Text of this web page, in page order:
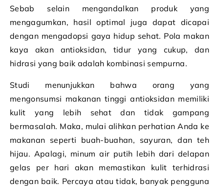
Sebab selain mengandalkan produk yang
mengagumkan, hasil optimal juga dapat dicapai
dengan mengadopsi gaya hidup sehat. Pola makan
kaya akan antioksidan, tidur yang cukup, dan
hidrasi yang baik adalah kombinasi sempurna.
Studi menunjukkan bahwa orang yang
mengonsumsi makanan tinggi antioksidan memiliki
kulit yang lebih sehat dan tidak gampang
bermasalah. Maka, mulai alihkan perhatian Anda ke
makanan seperti buah-buahan, sayuran, dan teh
hijau. Apalagi, minum air putih lebih dari delapan
gelas per hari akan memastikan kulit terhidrasi
dengan baik. Percaya atau tidak, banyak pengguna